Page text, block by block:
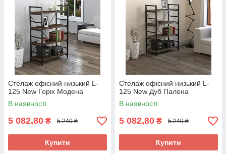
Стелаж офісний низький L-
125 New Горіх Модена
В наявності
5 082,80 ₴ 5 240 ₴
Купити
Стелаж офісний низький L-
125 New Дуб Палена
В наявності
5 082,80 ₴ 5 240 ₴
Купити